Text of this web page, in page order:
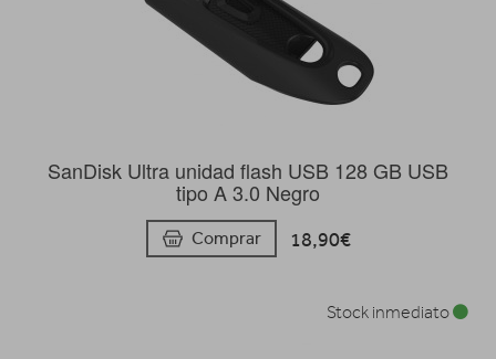
SanDisk Ultra unidad flash USB 128 GB USB
tipo A 3.0 Negro
Comprar 18,90€
Stock inmediato